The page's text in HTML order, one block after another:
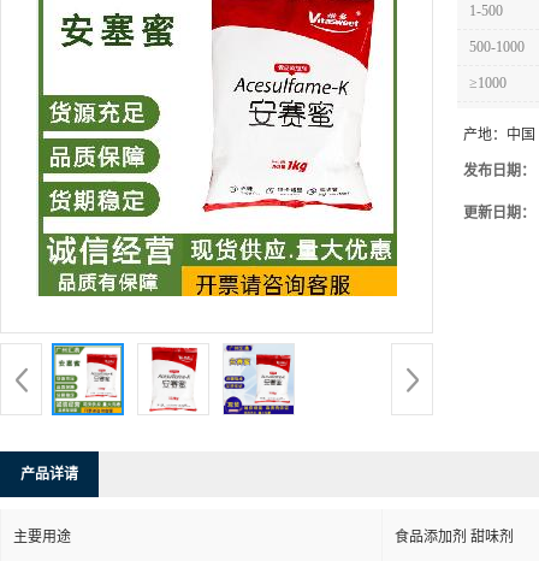
1-500
500-1000
≥1000
产地： 中国
发布日期：
更新日期：
产品详请
主要用途 食品添加剂 甜味剂